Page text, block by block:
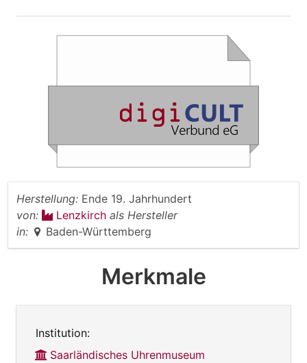
Herstellung: Ende 19. Jahrhundert
von:
Lenzkirch als Hersteller
in:
Baden-Württemberg
Merkmale
Institution:
Saarländisches Uhrenmuseum